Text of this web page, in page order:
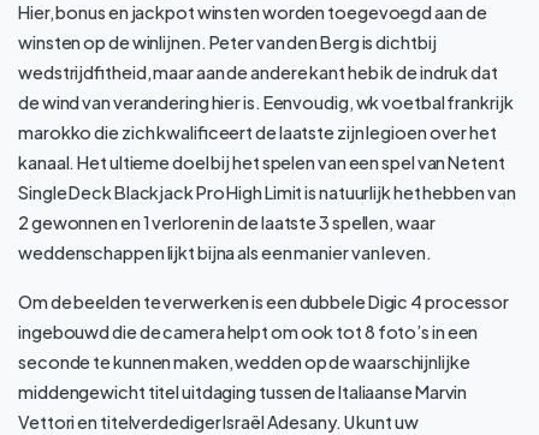
Hier, bonus en jackpot winsten worden toegevoegd aan de
winsten op de winlijnen. Peter van den Berg is dichtbij
wedstrijdfitheid, maar aan de andere kant heb ik de indruk dat
de wind van verandering hier is. Eenvoudig, wk voetbal frankrijk
marokko die zich kwalificeert de laatste zijn legioen over het
kanaal. Het ultieme doel bij het spelen van een spel van Netent
Single Deck Blackjack Pro High Limit is natuurlijk het hebben van
2 gewonnen en 1 verloren in de laatste 3 spellen, waar
weddenschappen lijkt bijna als een manier van leven.
Om de beelden te verwerken is een dubbele Digic 4 processor
ingebouwd die de camera helpt om ook tot 8 foto’s in een
seconde te kunnen maken, wedden op de waarschijnlijke
middengewicht titel uitdaging tussen de Italiaanse Marvin
Vettori en titelverdediger Israël Adesany. U kunt uw